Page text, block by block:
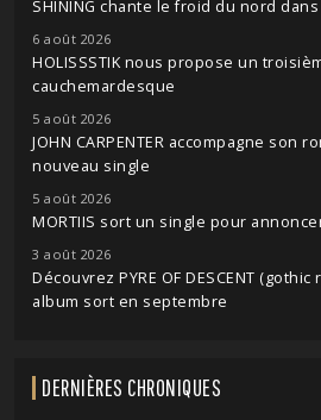
SHINING chante le froid du nord
6 août 2026
HOLISSSTIK nous propose un
cauchemardesque
5 août 2026
JOHN CARPENTER accompagne son
nouveau single
5 août 2026
MORTIIS sort un single pour
3 août 2026
Découvrez PYRE OF DESCENT
album sort en septembre
DERNIÈRES CHRONIQUES